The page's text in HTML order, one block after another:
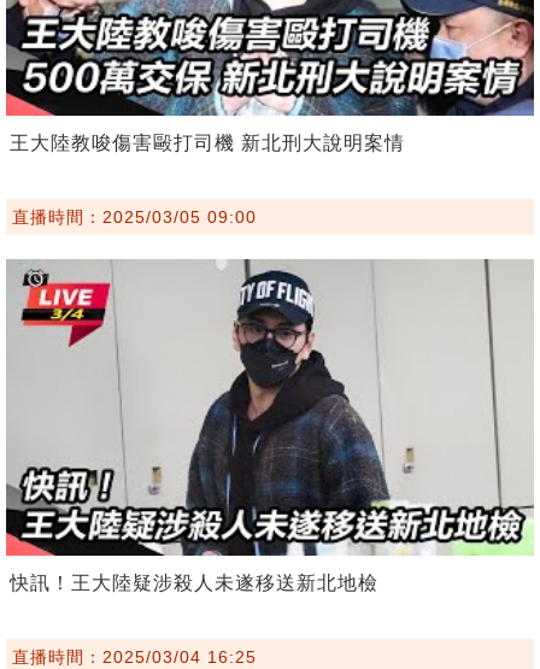
王大陸教唆傷害毆打司機 新北刑大說明案情
直播時間：2025/03/05 09:00
快訊！王大陸疑涉殺人未遂移送新北地檢
直播時間：2025/03/04 16:25